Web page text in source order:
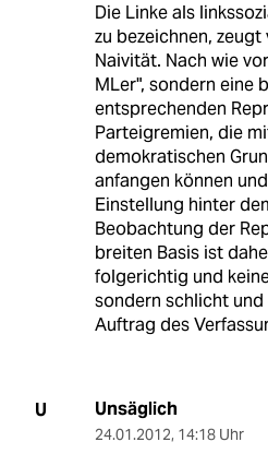
Die Linke als
zu bezeichnen,
Naivität. Nach wie
MLer", sondern eine
entsprechenden
Parteigremien, die
demokratischen
anfangen können
Einstellung hinter
Beobachtung der
breiten Basis ist
folgerichtig und
sondern schlicht
Auftrag des
U Unsäglich
24.01.2012, 14:18 Uhr